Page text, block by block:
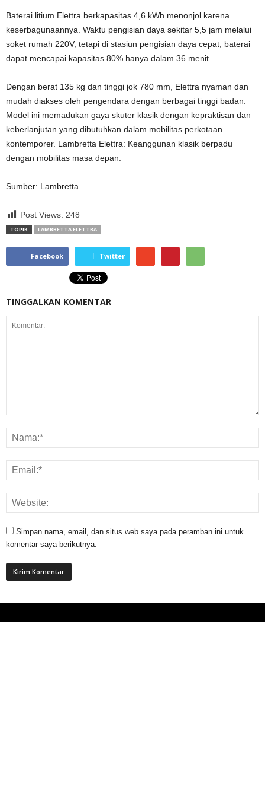
Baterai litium Elettra berkapasitas 4,6 kWh menonjol karena
keserbagunaannya. Waktu pengisian daya sekitar 5,5 jam melalui
soket rumah 220V, tetapi di stasiun pengisian daya cepat, baterai
dapat mencapai kapasitas 80% hanya dalam 36 menit.
Dengan berat 135 kg dan tinggi jok 780 mm, Elettra nyaman dan
mudah diakses oleh pengendara dengan berbagai tinggi badan.
Model ini memadukan gaya skuter klasik dengan kepraktisan dan
keberlanjutan yang dibutuhkan dalam mobilitas perkotaan
kontemporer. Lambretta Elettra: Keanggunan klasik berpadu
dengan mobilitas masa depan.
Sumber: Lambretta
Post Views: 248
TOPIK LAMBRETTA ELETTRA
Facebook Twitter
TINGGALKAN KOMENTAR
Simpan nama, email, dan situs web saya pada peramban ini untuk
komentar saya berikutnya.